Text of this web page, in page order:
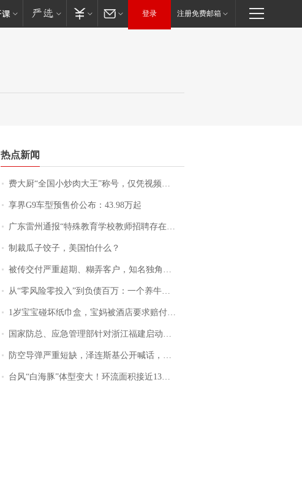
登录 注册免费邮箱
热点新闻
费大厨“全国小炒肉大王”称号，仅凭视频评出？中国烹饪协会回应
享界G9车型预售价公布：43.98万起
广东雷州通报“特殊教育学校教师招聘存在违规行为”：已启动问责程序 副校长被停职
制裁瓜子饺子，美国怕什么？
被传交付严重超期、糊弄客户，知名独角兽车企创始人回应：都没证据，将依法采取措施，“本人长期与美国交管局保持沟通，对方表示肯定”
从“零风险零投入”到负债百万：一个养牛项目崩盘后，谁该为农户的贷款买单丨红星调查
1岁宝宝碰坏纸巾盒，宝妈被酒店要求赔付924元！三亚一酒店回复：骨瓷定制！网友一查价格，吵翻了
国家防总、应急管理部针对浙江福建启动防汛防台风四级应急响应
防空导弹严重短缺，泽连斯基公开喊话，乌克兰失去导弹拦截能力？
台风“白海豚”体型变大！环流面积接近13个浙江那么大